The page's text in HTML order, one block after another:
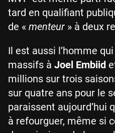
tard en qualifiant
de « menteur » à deux
Il est aussi l’homme
massifs à Joel Embiid
millions sur trois
sur quatre ans pour le
paraissent aujourd’hui
à refourguer, même si